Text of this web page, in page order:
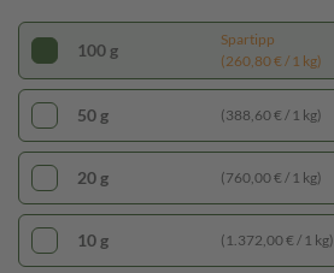
100 g
Spartipp
(260,80 € / 1 kg)
50 g (388,60 € / 1 kg)
20 g (760,00 € / 1 kg)
10 g (1.372,00 € / 1 kg)